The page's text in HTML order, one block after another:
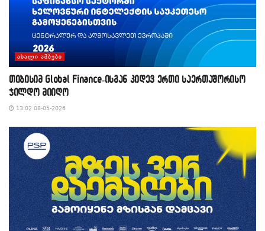
ᲐᲮᲐᲚᲘ ᲐᲛᲑᲔᲑᲘ
თიბისიმ Global Finance-ისგან კიდევ ერთი საერთაშორისო
ჯილდო მიიღო
13:02 08-05-2026